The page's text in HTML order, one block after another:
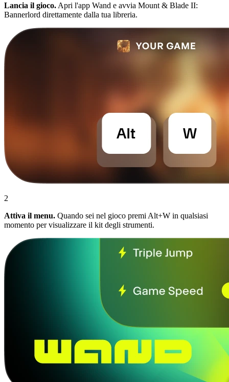
Lancia il gioco. Apri l'app Wand e avvia Mount & Blade II:
Bannerlord direttamente dalla tua libreria.
2
Attiva il menu. Quando sei nel gioco premi Alt+W in qualsiasi
momento per visualizzare il kit degli strumenti.